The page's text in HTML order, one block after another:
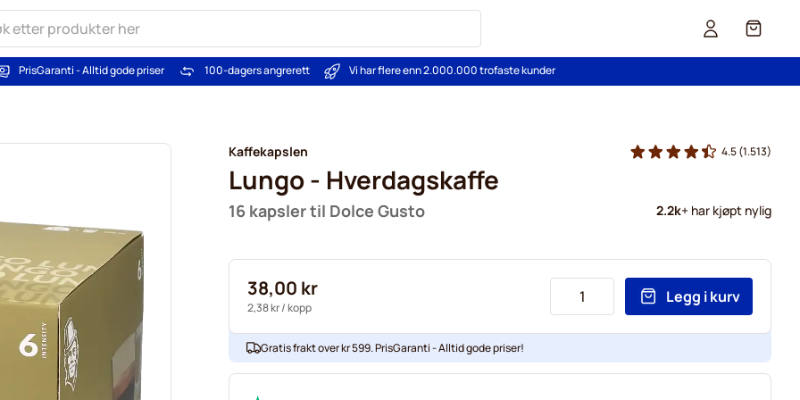
Cart
PrisGaranti - Alltid gode priser 100-dagers angrerett Vi har flere enn 2.000.000 trofaste kunder
Kaffekapslen
Lungo - Hverdagskaffe
16 kapsler til Dolce Gusto
4.5(1.513)
2.2k+ har kjøpt nylig
38,00 kr
2,38 kr/ kopp
Legg i kurv
Gratis frakt over kr 599. PrisGaranti - Alltid gode priser!